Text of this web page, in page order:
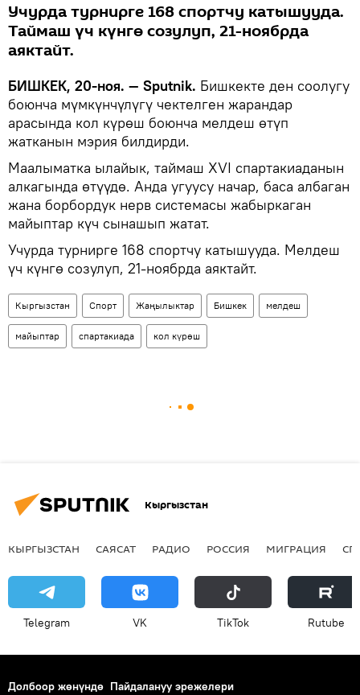
Учурда турнирге 168 спортчу катышууда.
Таймаш үч күнгө созулуп, 21-ноябрда
аяктайт.
БИШКЕК, 20-ноя. — Sputnik. Бишкекте ден соолугу
боюнча мүмкүнчүлүгү чектелген жарандар
арасында кол күрөш боюнча мелдеш өтүп
жатканын мэрия билдирди.
Маалыматка ылайык, таймаш XVI спартакиаданын
алкагында өтүүдө. Анда угуусу начар, баса албаган
жана борбордук нерв системасы жабыркаган
майыптар күч сынашып жатат.
Учурда турнирге 168 спортчу катышууда. Мелдеш
үч күнгө созулуп, 21-ноябрда аяктайт.
Кыргызстан Спорт Жаңылыктар Бишкек мелдеш
майыптар спартакиада кол күрөш
Кыргызстан
КЫРГЫЗСТАН САЯСАТ РАДИО РОССИЯ МИГРАЦИЯ
Telegram VK ТikТоk Rutube
Долбоор жөнүндө Пайдалануу эрежелери